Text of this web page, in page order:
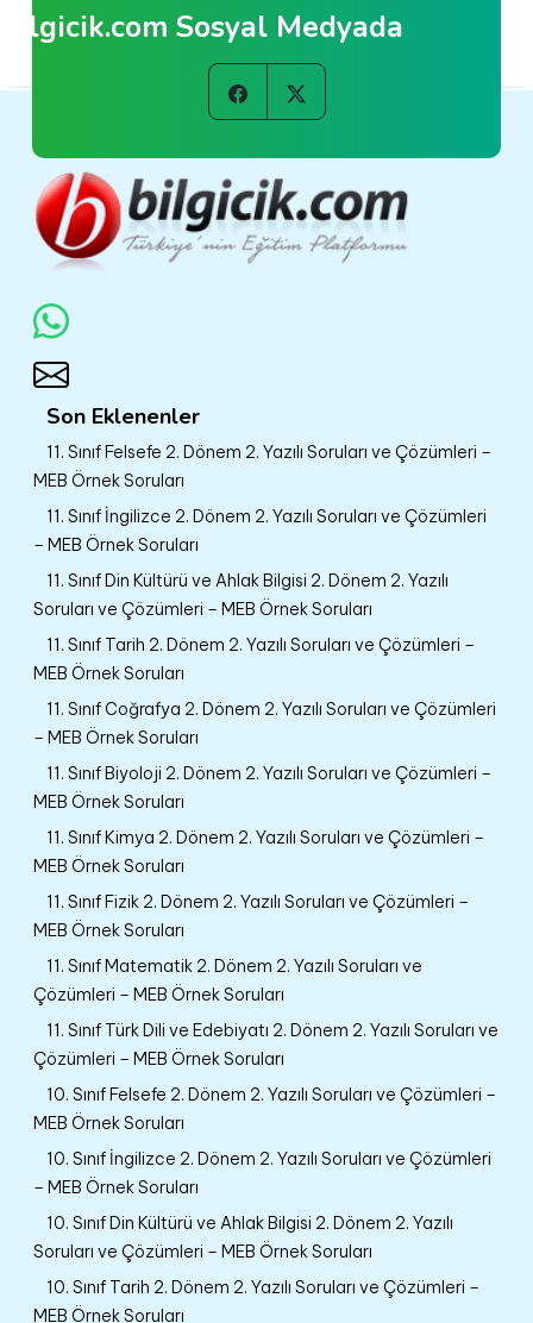
Bilgicik.com Sosyal Medyada
Son Eklenenler
11. Sınıf Felsefe 2. Dönem 2. Yazılı Soruları ve Çözümleri –
MEB Örnek Soruları
11. Sınıf İngilizce 2. Dönem 2. Yazılı Soruları ve Çözümleri
– MEB Örnek Soruları
11. Sınıf Din Kültürü ve Ahlak Bilgisi 2. Dönem 2. Yazılı
Soruları ve Çözümleri – MEB Örnek Soruları
11. Sınıf Tarih 2. Dönem 2. Yazılı Soruları ve Çözümleri –
MEB Örnek Soruları
11. Sınıf Coğrafya 2. Dönem 2. Yazılı Soruları ve Çözümleri
– MEB Örnek Soruları
11. Sınıf Biyoloji 2. Dönem 2. Yazılı Soruları ve Çözümleri –
MEB Örnek Soruları
11. Sınıf Kimya 2. Dönem 2. Yazılı Soruları ve Çözümleri –
MEB Örnek Soruları
11. Sınıf Fizik 2. Dönem 2. Yazılı Soruları ve Çözümleri –
MEB Örnek Soruları
11. Sınıf Matematik 2. Dönem 2. Yazılı Soruları ve
Çözümleri – MEB Örnek Soruları
11. Sınıf Türk Dili ve Edebiyatı 2. Dönem 2. Yazılı Soruları ve
Çözümleri – MEB Örnek Soruları
10. Sınıf Felsefe 2. Dönem 2. Yazılı Soruları ve Çözümleri –
MEB Örnek Soruları
10. Sınıf İngilizce 2. Dönem 2. Yazılı Soruları ve Çözümleri
– MEB Örnek Soruları
10. Sınıf Din Kültürü ve Ahlak Bilgisi 2. Dönem 2. Yazılı
Soruları ve Çözümleri – MEB Örnek Soruları
10. Sınıf Tarih 2. Dönem 2. Yazılı Soruları ve Çözümleri –
MEB Örnek Soruları